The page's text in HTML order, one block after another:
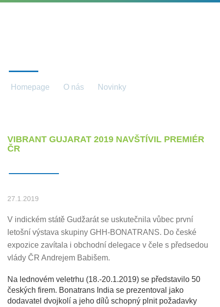
Homepage O nás Novinky
VIBRANT GUJARAT 2019 NAVŠTÍVIL PREMIÉR
ČR
27.1.2019
V indickém státě Gudžarát se uskutečnila vůbec první
letošní výstava skupiny GHH-BONATRANS. Do české
expozice zavítala i obchodní delegace v čele s předsedou
vlády ČR Andrejem Babišem.
Na lednovém veletrhu (18.-20.1.2019) se představilo 50
českých firem. Bonatrans India se prezentoval jako
dodavatel dvojkolí a jeho dílů schopný plnit požadavky